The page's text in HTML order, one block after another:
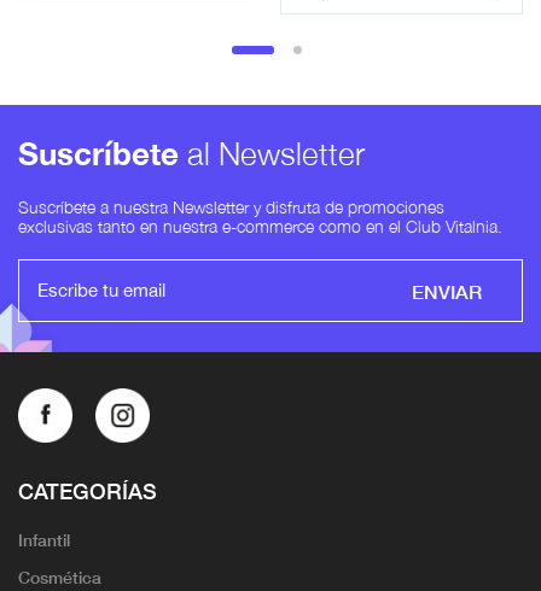
Suscríbete al Newsletter
Suscríbete a nuestra Newsletter y disfruta de promociones
exclusivas tanto en nuestra e-commerce como en el Club Vitalnia.
ENVIAR
CATEGORÍAS
Infantil
Cosmética